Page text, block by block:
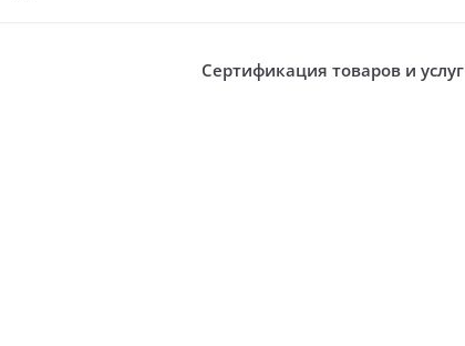
Сертификация товаров и услуг